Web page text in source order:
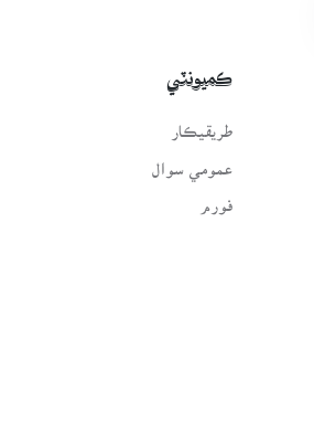
ڪميونٽي
طريقيڪار
عمومي سوال
فورم